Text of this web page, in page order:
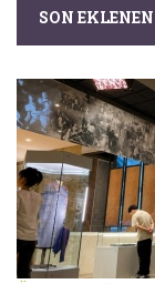
SON